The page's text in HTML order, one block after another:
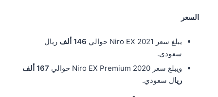
السعر
يبلغ سعر Niro EX 2021 حوالي
ريال
سعودي.
ويبلغ سعر 2020 Niro EX Premium حوالي
167 ألف
ريال سعودي.